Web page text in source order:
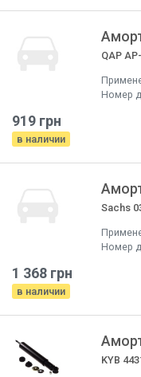
QAP
Номер
919 грн
в наличии
Sachs
Номер
1 368 грн
в наличии
KYB